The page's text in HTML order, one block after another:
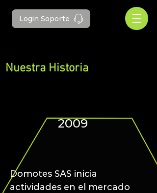
Login Soporte
Nuestra Historia
2009
Domotes SAS inicia
actividades en el mercado